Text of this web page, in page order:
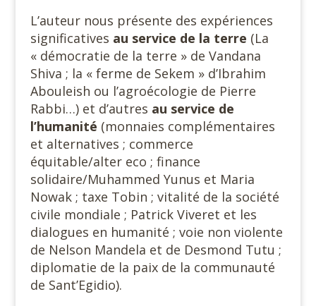
L’auteur nous présente des expériences
significatives au service de la terre (La
« démocratie de la terre » de Vandana
Shiva ; la « ferme de Sekem » d’Ibrahim
Abouleish ou l’agroécologie de Pierre
Rabbi…) et d’autres au service de
l’humanité (monnaies complémentaires
et alternatives ; commerce
équitable/alter eco ; finance
solidaire/Muhammed Yunus et Maria
Nowak ; taxe Tobin ; vitalité de la société
civile mondiale ; Patrick Viveret et les
dialogues en humanité ; voie non violente
de Nelson Mandela et de Desmond Tutu ;
diplomatie de la paix de la communauté
de Sant’Egidio).